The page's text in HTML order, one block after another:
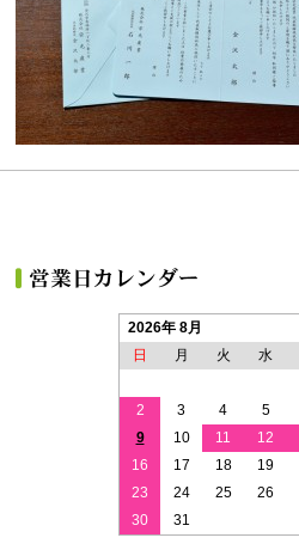
2026年 8月
日
月 火 水
2
3 4 5
9
10 11 12
16
17 18 19
23
24 25 26
30
31